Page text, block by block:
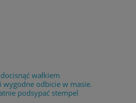
wałkiem
odbicie w masie.
podsypać stempel